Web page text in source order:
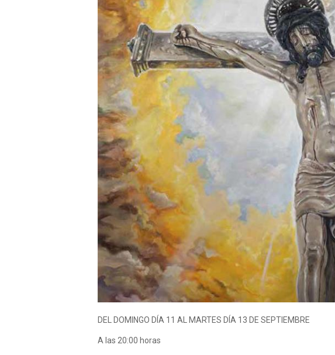
DEL DOMINGO DÍA 11 AL MARTES DÍA 13 DE SEPTIEMBRE
A las 20:00 horas